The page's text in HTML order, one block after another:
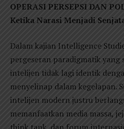
OPERASI PERSEPSI DAN
Ketika Narasi Menjadi
Dalam kajian Intelligence
pergeseran paradigmatik yang
intelijen tidak lagi identik
menyelinap dalam kegelapan.
intelijen modern justru
memanfaatkan media massa,